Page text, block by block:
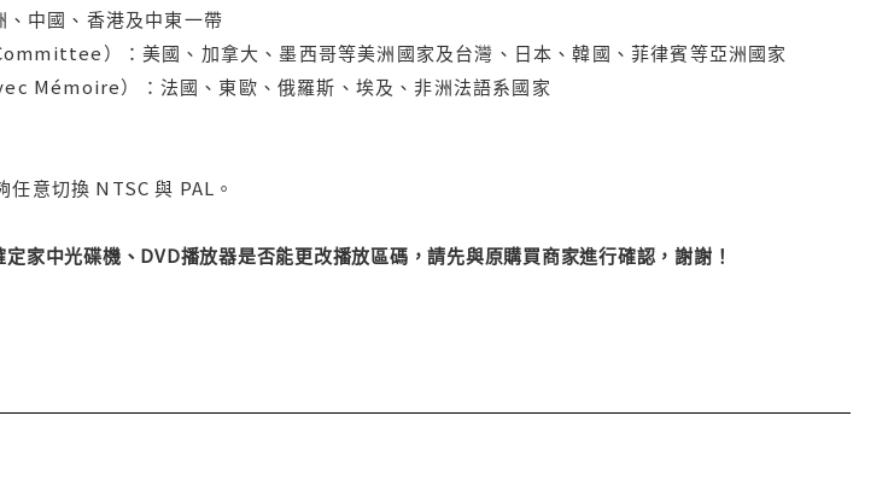
中國、香港及中東一帶
）：美國、加拿大、墨西哥等美洲國家及台灣、日本、韓國、菲律賓等亞洲國家
Mémoire）：法國、東歐、俄羅斯、埃及、非洲法語系國家
意切換 NTSC 與 PAL。
家中光碟機、DVD播放器是否能更改播放區碼，請先與原購買商家進行確認，謝謝！